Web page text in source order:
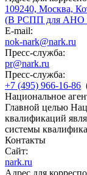
109240, Москва,
(В РСПП для АНО
E-mail:
nok-nark@nark.ru
Пресс-служба:
pr@nark.ru
Пресс-служба:
+7 (495) 966-16-86
Национальное
Главной целью
квалификаций
системы
Контакты
Сайт:
nark.ru
Адрес для